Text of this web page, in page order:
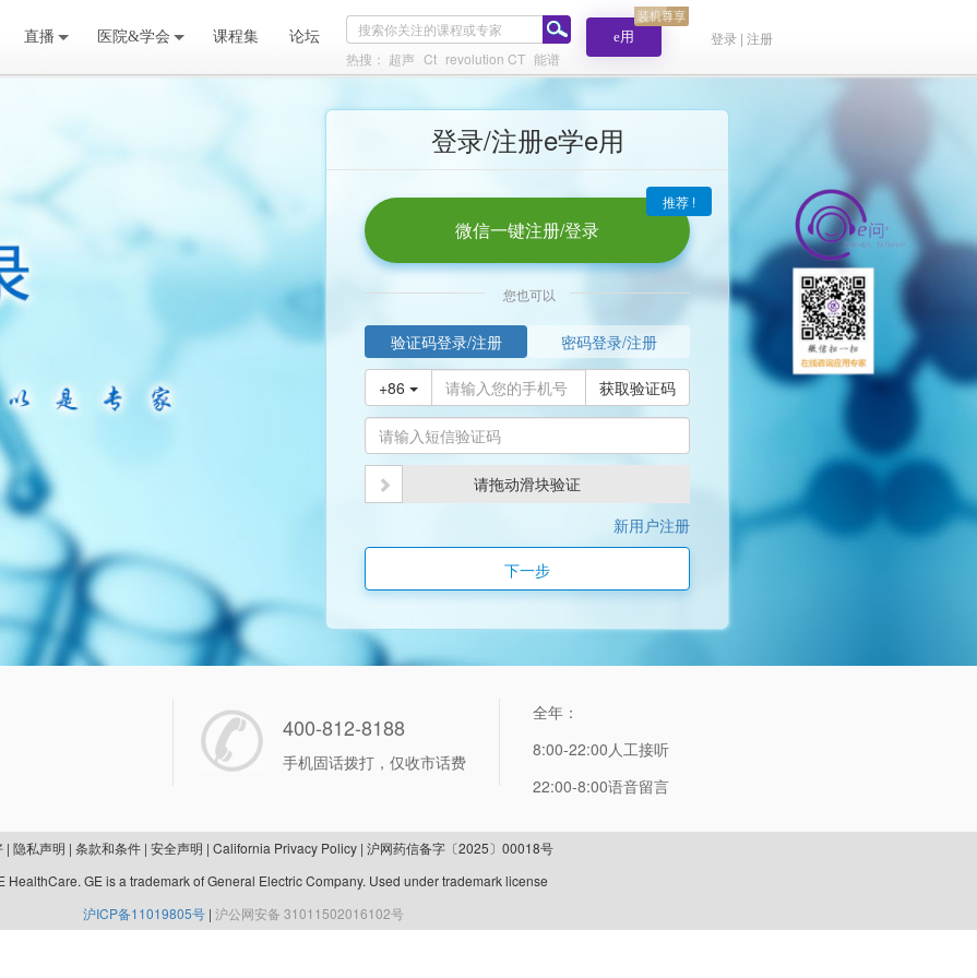
登录 | 注册
e用
热搜： 超声 Ct revolution CT 能谱
直播 医院&学会 课程集 论坛
登录/注册e学e用
推荐 !
微信一键注册/登录
您也可以
验证码登录/注册 密码登录/注册
+86 获取验证码
请拖动滑块验证
新用户注册
下一步
400-812-8188
手机固话拨打，仅收市话费
全年：
8:00-22:00人工接听
22:00-8:00语音留言
| 隐私声明 | 条款和条件| 安全声明 | California Privacy Policy| 沪网药信备字〔2025〕00018号
HealthCare. GE is a trademark of General Electric Company. Used under trademark license
沪ICP备11019805号 | 沪公网安备 31011502016102号